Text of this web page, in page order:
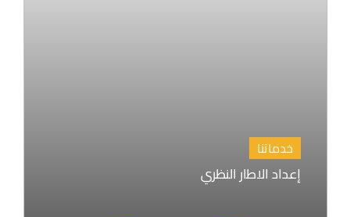
خدماتنا
إعداد الاطار النظري